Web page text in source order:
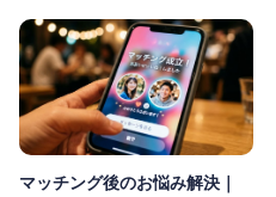
マッチング後のお悩み解決｜